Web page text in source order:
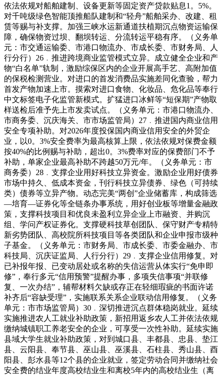
依法依规对船舶建制、设备更新等固定资产贷款贴息1。5%。
对千吨级绿色智能顶推船队建制和“轻舟”船舶采办、改建、租
赁等赐与补支撑。加强三峡水运新通道扶植期沉点物资运输保
障，确保物资过坝、翻坝转运、分流转运平稳有序。（义务单
元：市交通运输委、市港口物流办、市成长委、市财务局、人
行分行）26﹒推进跨境商业监管模式立异。成立健全企业和产
物“白名单”轨制，激励综保区内的企业开展高手艺、高附加值
的保税检测营业。对进口的首发消费品实施差同化查验，帮力
首发产物加速上市。摸索对进口食物、化妆品、危化品等奉行
中文标签电子化监管新模式。扩猛进口冰鲜等“短保期”产物取
样送检后准予先上市发卖试点。（义务单元：市港口物流办、
市商务委、沉庆海关、市市场监管局）27﹒推进国内商业信用
安全专项补助。对2026年度投保国内商业信用安全的外贸企
业，以0。3%安全费率为最高核算上限，依法依规对保费金额
按40%的比例赐与补助，超出0。3%费率对应的保费部门不予
补助，单家企业最高补助不跨越50万元/年。（义务单元：市
商务委）28﹒支撑企业用好科技立异资金。激励企业用好债券
市场中持久、低成本资金，刊行科技立异债券、绿色（可持续
类）债券等立异产物。动态完美“两创”企业储蓄库，构成筛选
—培育—证券化等全链条办事系统，用好创业板等增量金融政
策，支撑科技项目和优良未盈利立异企业上市融资、并购沉
组、学问产权证券化。支撑硬科技草创团队、保守财产专精特
新劣势团队、高校院所科技项目等各类团队和企业申报市级种
子基金。（义务单元：市财务局、市成长委、市委金融办、市
科技局、沉庆证监局、人行分行）29﹒支撑企业信用修复。对
已补报年报、已变动居处或名称的失信运营从体实行“免申即
修”，奉行多元“信用预警”提醒办事，多项失信事项“并联修
复、一次办结”，辅帮材料欠缺或存正在轻细瑕疵的书面许诺
补齐后“容缺受理”，实施联系关系企业联动信用修复。（义务
单元：市市场监管局）30﹒深切推进沉点群体稳岗就业。延续
实施推进农人工就业补助政策，新招用返乡农人工并依法依规
缴纳城镇职工养老安全的企业，可享受一次性补助。延续实施
县域大学生就业补助政策，对到城口县、丰都县、忠县、垫江
县、云阳县、奉节县、巫山县、巫溪县、石柱县、秀山县、酉
阳县、彭水县等12个县的企业就业，签定劳动合同并缴纳社会
安全费的结业年度高校结业生和离校5年内的高校结业生（离